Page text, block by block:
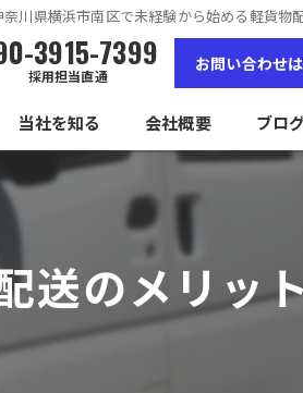
奈川県横浜市南区で未経験から始める軽貨物
3915-7399
採用担当直通
お問い合わせ
当社を知る
未経験
経験者
会社概要 ブロ
送のメリッ